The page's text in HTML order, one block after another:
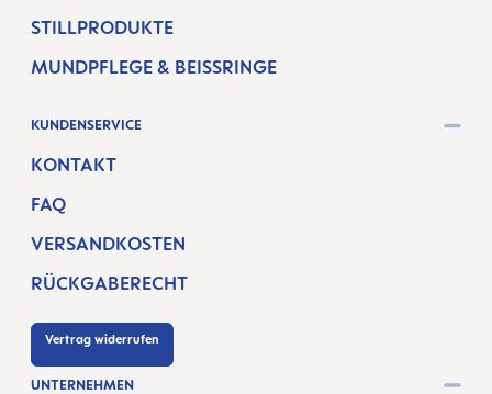
STILLPRODUKTE
MUNDPFLEGE & BEISSRINGE
KUNDENSERVICE
KONTAKT
FAQ
VERSANDKOSTEN
RÜCKGABERECHT
Vertrag widerrufen
UNTERNEHMEN